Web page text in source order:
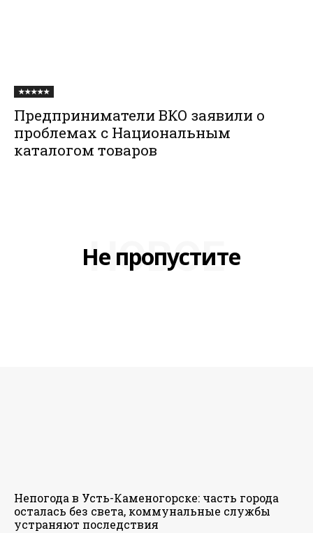
★★★★★
Предприниматели ВКО заявили о
проблемах с Национальным
каталогом товаров
Не пропустите
НОВОЕ
Непогода в Усть-Каменогорске: часть города
осталась без света, коммунальные службы
устраняют последствия